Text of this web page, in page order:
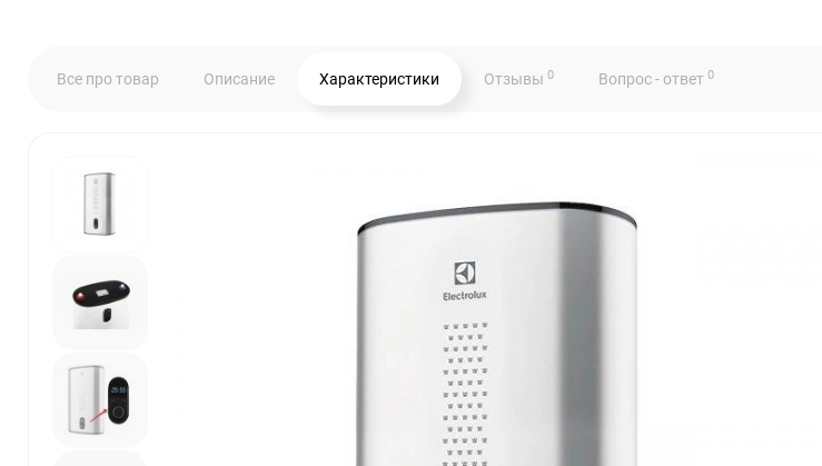
Все про товар Описание Характеристики Отзывы 0 Вопрос - ответ 0